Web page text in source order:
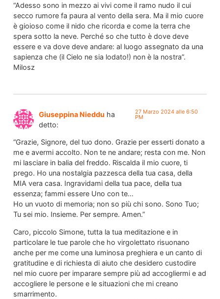
“Adesso sono in mezzo ai vivi come il ramo nudo il cui
secco rumore fa paura al vento della sera. Ma il mio cuore
è gioioso come il nido che ricorda e come la terra che
spera sotto la neve. Perché so che tutto è dove deve
essere e va dove deve andare: al luogo assegnato da una
sapienza che (il Cielo ne sia lodato!) non è la nostra”.
Milosz
Giuseppina Nieddu ha
detto:
27 Marzo 2024 alle 6:50
PM
“Grazie, Signore, del tuo dono. Grazie per esserti donato a
me e avermi accolto. Non te ne andare; resta con me. Non
mi lasciare in balia del freddo. Riscalda il mio cuore, ti
prego. Ho una nostalgia pazzesca della tua casa, della
MIA vera casa. Ingravidami della tua pace, della tua
essenza; fammi essere Uno con te…
Ho un vuoto di memoria; non so più chi sono. Sono Tuo;
Tu sei mio. Insieme. Per sempre. Amen.”
Caro, piccolo Simone, tutta la tua meditazione e in
particolare le tue parole che ho virgolettato risuonano
anche per me come una luminosa preghiera e un canto di
gratitudine e di richiesta di aiuto che desidero custodire
nel mio cuore per imparare sempre più ad accogliermi e ad
accogliere le persone e le situazioni che mi creano
smarrimento.